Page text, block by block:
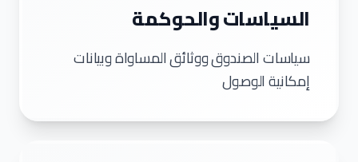
السياسات والحوكمة
سياسات الصندوق ووثائق المساواة وبيانات
إمكانية الوصول